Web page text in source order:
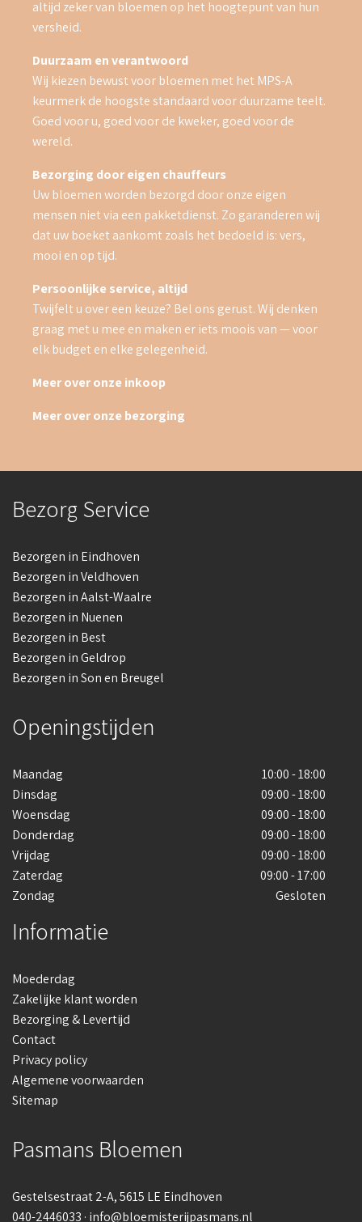
altijd zeker van bloemen op het hoogtepunt van hun
versheid.
Duurzaam en verantwoord
Wij kiezen bewust voor bloemen met het MPS-A
keurmerk de hoogste standaard voor duurzame teelt.
Goed voor u, goed voor de kweker, goed voor de
wereld.
Bezorging door eigen chauffeurs
Uw bloemen worden bezorgd door onze eigen
mensen niet via een pakketdienst. Zo garanderen wij
dat uw boeket aankomt zoals het bedoeld is: vers,
mooi en op tijd.
Persoonlijke service, altijd
Twijfelt u over een keuze? Bel ons gerust. Wij denken
graag met u mee en maken er iets moois van — voor
elk budget en elke gelegenheid.
Meer over onze inkoop
Meer over onze bezorging
Bezorg Service
Bezorgen in Eindhoven
Bezorgen in Veldhoven
Bezorgen in Aalst-Waalre
Bezorgen in Nuenen
Bezorgen in Best
Bezorgen in Geldrop
Bezorgen in Son en Breugel
Openingstijden
Maandag
10:00 - 18:00
Dinsdag
09:00 - 18:00
Woensdag
09:00 - 18:00
Donderdag
09:00 - 18:00
Vrijdag
09:00 - 18:00
Zaterdag
09:00 - 17:00
Zondag
Gesloten
Informatie
Moederdag
Zakelijke klant worden
Bezorging & Levertijd
Contact
Privacy policy
Algemene voorwaarden
Sitemap
Pasmans Bloemen
Gestelsestraat 2-A, 5615 LE Eindhoven
040-2446033 · info@bloemisterijpasmans.nl